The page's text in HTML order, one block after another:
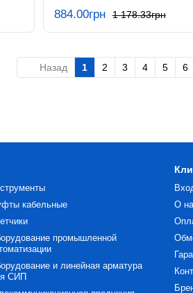
1 178.33грн
884.00грн
Назад 1 2 3 4 5 6
кабельные
промышленной
и линейная арматура
СИП
О